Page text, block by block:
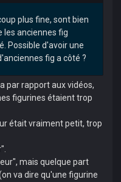
plus fine, sont bien
les anciennes fig
Possible d'avoir une
fig a côté ?
par rapport aux vidéos,
figurines étaient trop
était vraiment petit, trop
mais quelque part
va dire qu'une figurine